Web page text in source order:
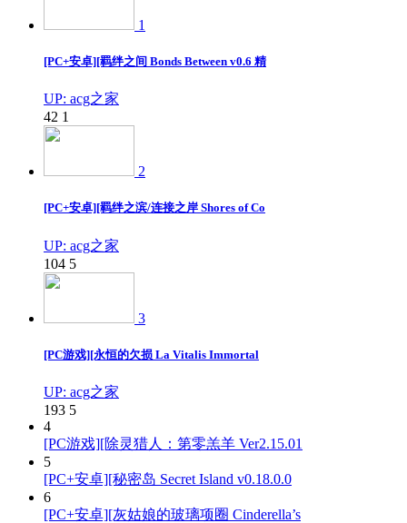
1
[PC+安卓][羁绊之间 Bonds Between v0.6 精
UP: acg之家
42 1
2
[PC+安卓][羁绊之滨/连接之岸 Shores of Co
UP: acg之家
104 5
3
[PC游戏][永恒的欠损 La Vitalis Immortal
UP: acg之家
193 5
4
[PC游戏][除灵猎人：第零羔羊 Ver2.15.01
5
[PC+安卓][秘密岛 Secret Island v0.18.0.0
6
[PC+安卓][灰姑娘的玻璃项圈 Cinderella’s